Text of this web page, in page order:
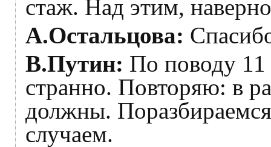
стаж. Над этим,
А.Остальцова:
В.Путин: По поводу 11
странно. Повторяю: в
должны.
случаем.